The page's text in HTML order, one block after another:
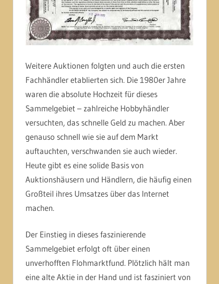
Weitere Auktionen folgten und auch die ersten
Fachhändler etablierten sich. Die 1980er Jahre
waren die absolute Hochzeit für dieses
Sammelgebiet – zahlreiche Hobbyhändler
versuchten, das schnelle Geld zu machen. Aber
genauso schnell wie sie auf dem Markt
auftauchten, verschwanden sie auch wieder.
Heute gibt es eine solide Basis von
Auktionshäusern und Händlern, die häufig einen
Großteil ihres Umsatzes über das Internet
machen.
Der Einstieg in dieses faszinierende
Sammelgebiet erfolgt oft über einen
unverhofften Flohmarktfund. Plötzlich hält man
eine alte Aktie in der Hand und ist fasziniert von